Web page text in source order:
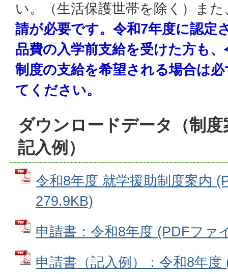
い。（生活保護世帯を除く）また
請が必要です。令和7年度に認定
品費の入学前支給を受けた方も
制度の支給を希望される場合は
てください。
ダウンロードデータ（制
記入例）
令和8年度 就学援助制度案内
279.9KB)
申請書：令和8年度 (PDFファ
申請書（記入例）：令和8年